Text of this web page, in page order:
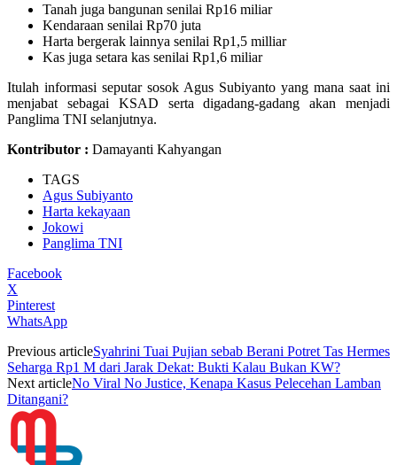
Tanah juga bangunan senilai Rp16 miliar
Kendaraan senilai Rp70 juta
Harta bergerak lainnya senilai Rp1,5 milliar
Kas juga setara kas senilai Rp1,6 miliar
Itulah informasi seputar sosok Agus Subiyanto yang mana saat ini
menjabat sebagai KSAD serta digadang-gadang akan menjadi
Panglima TNI selanjutnya.
Kontributor : Damayanti Kahyangan
TAGS
Agus Subiyanto
Harta kekayaan
Jokowi
Panglima TNI
Facebook
X
Pinterest
WhatsApp
Previous articleSyahrini Tuai Pujian sebab Berani Potret Tas Hermes
Seharga Rp1 M dari Jarak Dekat: Bukti Kalau Bukan KW?
Next articleNo Viral No Justice, Kenapa Kasus Pelecehan Lamban
Ditangani?